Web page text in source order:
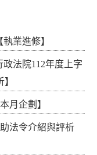
業進修】
法院112年度上字
月企劃】
法令介紹與評析